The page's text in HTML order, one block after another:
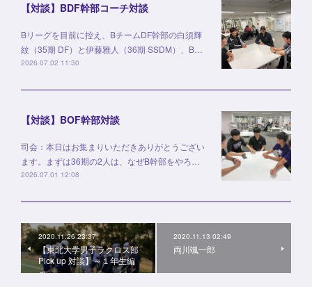
【対談】BDF幹部コーチ対談
Bリーグを目前に控え、BチームDF幹部の白須輝
紋（35期 DF）と伊藤雅人（36期 SSDM）、B…
2026.07.02 11:30
【対談】BOF幹部対談
司会：本日はお集まりいただきありがとうござい
ます。まずは36期の2人は、なぜB幹部をやろ…
2026.07.01 12:08
2020.11.26 23:37
【東北大学男子ラクロス部
Pick up 対談】～１年生編
～
2020.11.13 02:49
両川颯一郎